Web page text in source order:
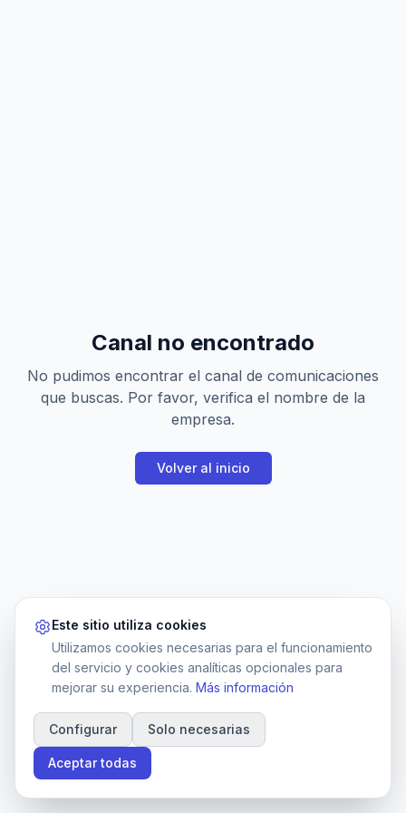
Canal no encontrado
No pudimos encontrar el canal de comunicaciones
que buscas. Por favor, verifica el nombre de la
empresa.
Volver al inicio
Este sitio utiliza cookies
Utilizamos cookies necesarias para el funcionamiento
del servicio y cookies analíticas opcionales para
mejorar su experiencia. Más información
Configurar Solo necesarias
Aceptar todas